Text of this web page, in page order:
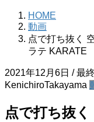
HOME
動画
点で打ち抜く
ラテ KARATE
2021年12月6日 / 最
KenichiroTakayama
点で打ち抜